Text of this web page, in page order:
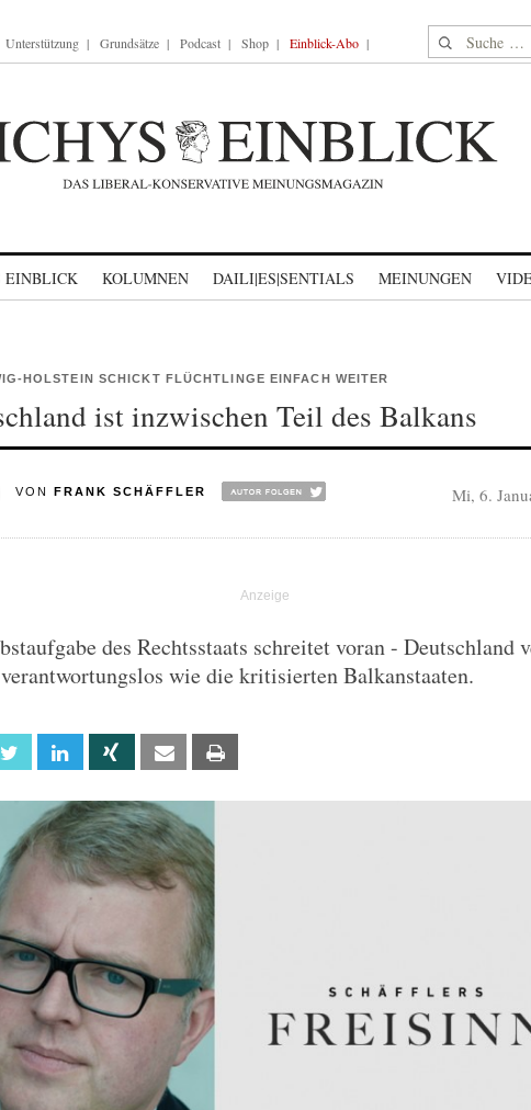
Unterstützung Grundsätze Podcast Shop Einblick-Abo Suche nach:
EINBLICK KOLUMNEN DAILI|ES|SENTIALS MEINUNGEN
HOLSTEIN SCHICKT FLÜCHTLINGE EINFACH WEITER
ist inzwischen Teil des Balkans
VON FRANK SCHÄFFLER Mi, 6.
des Rechtsstaats schreitet voran - Deutschland
wie die kritisierten Balkanstaaten.
Twitter Linkedin Xing Email